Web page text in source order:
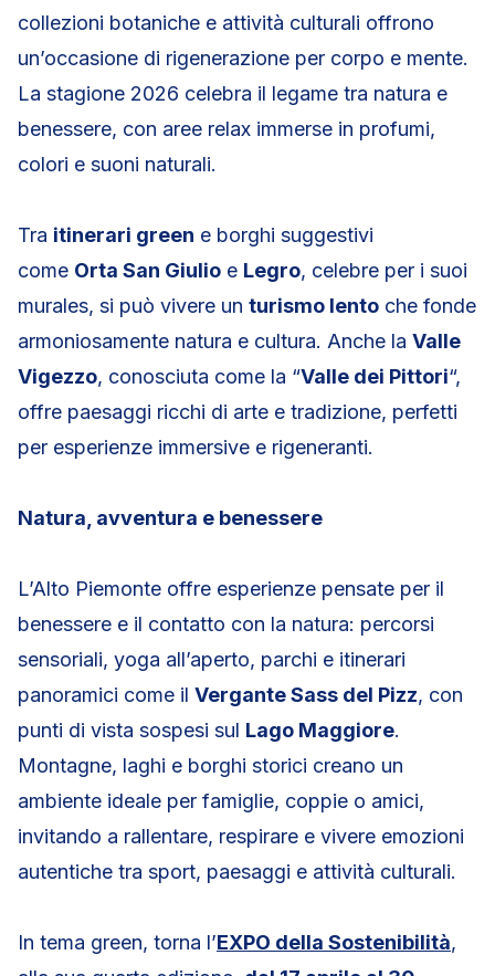
collezioni botaniche e attività culturali offrono
un’occasione di rigenerazione per corpo e mente.
La stagione 2026 celebra il legame tra natura e
benessere, con aree relax immerse in profumi,
colori e suoni naturali.
Tra itinerari green e borghi suggestivi
come Orta San Giulio e Legro, celebre per i suoi
murales, si può vivere un turismo lento che fonde
armoniosamente natura e cultura. Anche la Valle
Vigezzo, conosciuta come la “Valle dei Pittori“,
offre paesaggi ricchi di arte e tradizione, perfetti
per esperienze immersive e rigeneranti.
Natura, avventura e benessere
L’Alto Piemonte offre esperienze pensate per il
benessere e il contatto con la natura: percorsi
sensoriali, yoga all’aperto, parchi e itinerari
panoramici come il Vergante Sass del Pizz, con
punti di vista sospesi sul Lago Maggiore.
Montagne, laghi e borghi storici creano un
ambiente ideale per famiglie, coppie o amici,
invitando a rallentare, respirare e vivere emozioni
autentiche tra sport, paesaggi e attività culturali.
In tema green, torna l’EXPO della Sostenibilità,